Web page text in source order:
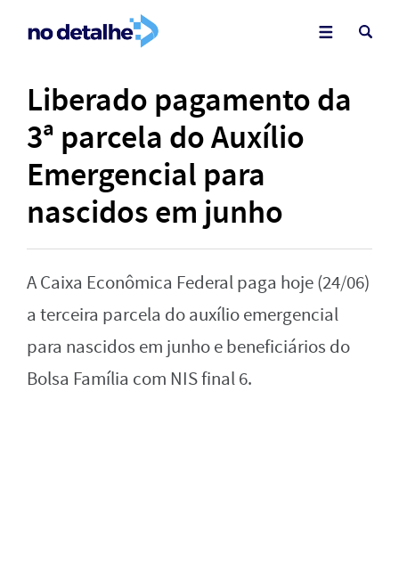
Liberado pagamento da
3ª parcela do Auxílio
Emergencial para
nascidos em junho
A Caixa Econômica Federal paga hoje (24/06)
a terceira parcela do auxílio emergencial
para nascidos em junho e beneficiários do
Bolsa Família com NIS final 6.